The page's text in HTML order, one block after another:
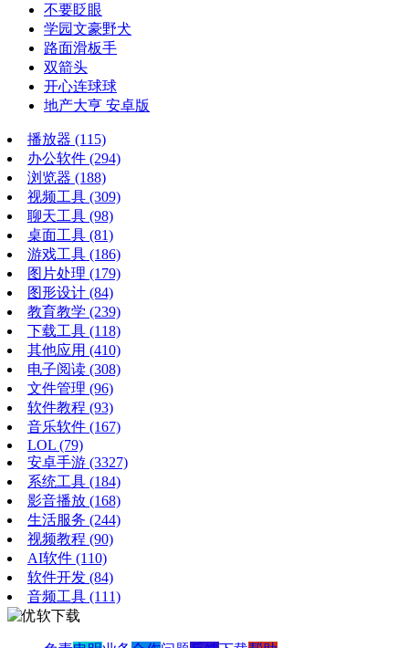
不要眨眼
学园文豪野犬
路面滑板手
双箭头
开心连球球
地产大亨 安卓版
播放器 (115)
办公软件 (294)
浏览器 (188)
视频工具 (309)
聊天工具 (98)
桌面工具 (81)
游戏工具 (186)
图片处理 (179)
图形设计 (84)
教育教学 (239)
下载工具 (118)
其他应用 (410)
电子阅读 (308)
文件管理 (96)
软件教程 (93)
音乐软件 (167)
LOL (79)
安卓手游 (3327)
系统工具 (184)
影音播放 (168)
生活服务 (244)
视频教程 (90)
AI软件 (110)
软件开发 (84)
音频工具 (111)